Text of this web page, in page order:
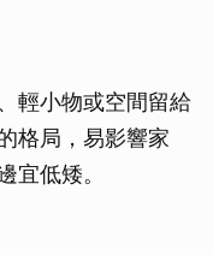
輕小物或空間留給
格局，易影響家
宜低矮。